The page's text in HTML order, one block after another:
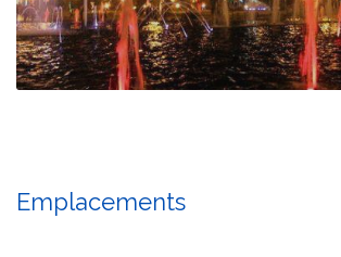
Emplacements